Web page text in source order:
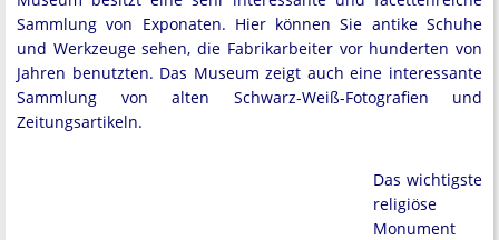
Sammlung von Exponaten. Hier können Sie antike Schuhe
und Werkzeuge sehen, die Fabrikarbeiter vor hunderten von
Jahren benutzten. Das Museum zeigt auch eine interessante
Sammlung von alten Schwarz-Weiß-Fotografien und
Zeitungsartikeln.
Das wichtigste
religiöse
Monument